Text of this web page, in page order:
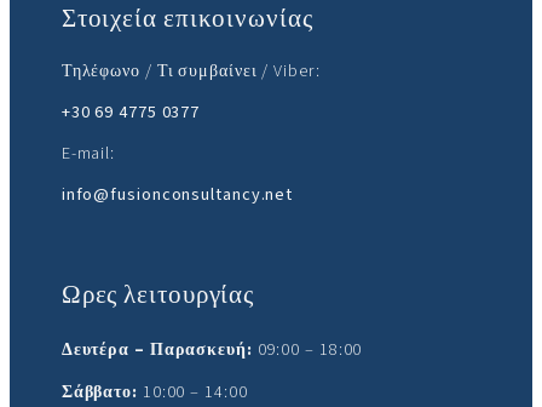
Στοιχεία επικοινωνίας
Τηλέφωνο / Τι συμβαίνει / Viber:
+30 69 4775 0377
E-mail:
info@fusionconsultancy.net
Ωρες λειτουργίας
Δευτέρα – Παρασκευή: 09:00 – 18:00
Σάββατο: 10:00 – 14:00